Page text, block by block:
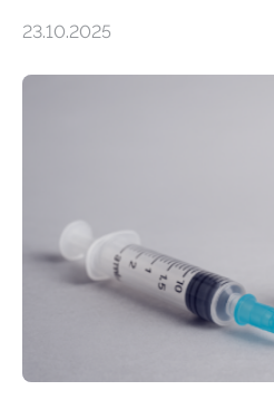
Betroffenen können mit
Dringend benötigt werden
nur Tumorschwachstellen
Gewebe verschonen.
Hertie-Institut für klinische
Universitätsklinikum Tübingen
Schwachstelle im Erbgut
Medulloblastoms gefunden.
Stiftung unterstützte das
23.10.2025